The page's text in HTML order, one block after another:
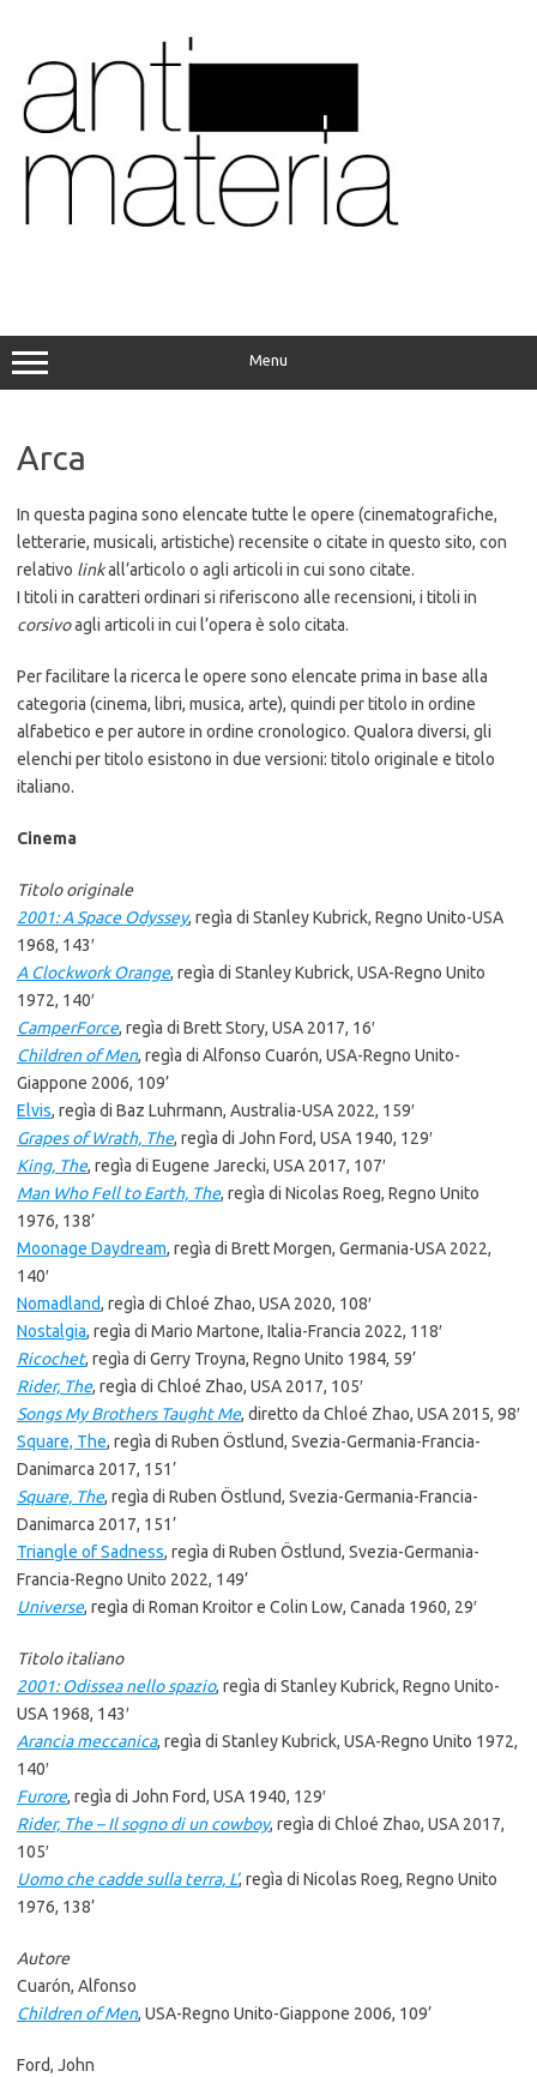
Menu
Arca
In questa pagina sono elencate tutte le opere (cinematografiche,
letterarie, musicali, artistiche) recensite o citate in questo sito, con
relativo linkall’articolo o agli articoli in cui sono citate.
I titoli in caratteri ordinari si riferiscono alle recensioni, i titoli in
corsivoagli articoli in cui l’opera è solo citata.
Per facilitare la ricerca le opere sono elencate prima in base alla
categoria (cinema, libri, musica, arte), quindi per titolo in ordine
alfabetico e per autore in ordine cronologico. Qualora diversi, gli
elenchi per titolo esistono in due versioni: titolo originale e titolo
italiano.
Cinema
Titolo originale
2001: A Space Odyssey, regìa di Stanley Kubrick, Regno Unito-USA
1968, 143′
A Clockwork Orange, regìa di Stanley Kubrick, USA-Regno Unito
1972, 140′
CamperForce, regìa di Brett Story, USA 2017, 16′
Children of Men, regìa di Alfonso Cuarón, USA-Regno Unito-
Giappone 2006, 109’
Elvis, regìa di Baz Luhrmann, Australia-USA 2022, 159′
Grapes of Wrath, The, regìa di John Ford, USA 1940, 129′
King, The, regìa di Eugene Jarecki, USA 2017, 107′
Man Who Fell to Earth, The, regìa di Nicolas Roeg, Regno Unito
1976, 138’
Moonage Daydream, regìa di Brett Morgen, Germania-USA 2022,
140′
Nomadland, regìa di Chloé Zhao, USA 2020, 108′
Nostalgia, regìa di Mario Martone, Italia-Francia 2022, 118′
Ricochet, regìa di Gerry Troyna, Regno Unito 1984, 59’
Rider, The, regìa di Chloé Zhao, USA 2017, 105′
Songs My Brothers Taught Me, diretto da Chloé Zhao, USA 2015, 98′
Square, The, regìa di Ruben Östlund, Svezia-Germania-Francia-
Danimarca 2017, 151’
Square, The, regìa di Ruben Östlund, Svezia-Germania-Francia-
Danimarca 2017, 151’
Triangle of Sadness, regìa di Ruben Östlund, Svezia-Germania-
Francia-Regno Unito 2022, 149’
Universe, regìa di Roman Kroitor e Colin Low, Canada 1960, 29′
Titolo italiano
2001: Odissea nello spazio, regìa di Stanley Kubrick, Regno Unito-
USA 1968, 143′
Arancia meccanica, regìa di Stanley Kubrick, USA-Regno Unito 1972,
140′
Furore, regìa di John Ford, USA 1940, 129′
Rider, The – Il sogno di un cowboy, regìa di Chloé Zhao, USA 2017,
105′
Uomo che cadde sulla terra, L’, regìa di Nicolas Roeg, Regno Unito
1976, 138’
Autore
Cuarón, Alfonso
Children of Men, USA-Regno Unito-Giappone 2006, 109’
Ford, John